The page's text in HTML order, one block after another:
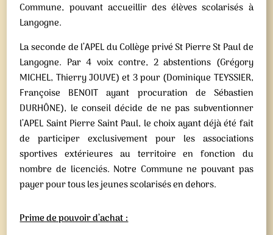
Commune, pouvant accueillir des élèves scolarisés à
Langogne.
La seconde de l’APEL du Collège privé St Pierre St Paul de
Langogne. Par 4 voix contre, 2 abstentions (Grégory
MICHEL, Thierry JOUVE) et 3 pour (Dominique TEYSSIER,
Françoise BENOIT ayant procuration de Sébastien
DURHÔNE), le conseil décide de ne pas subventionner
l’APEL Saint Pierre Saint Paul, le choix ayant déjà été fait
de participer exclusivement pour les associations
sportives extérieures au territoire en fonction du
nombre de licenciés. Notre Commune ne pouvant pas
payer pour tous les jeunes scolarisés en dehors.
Prime de pouvoir d’achat :